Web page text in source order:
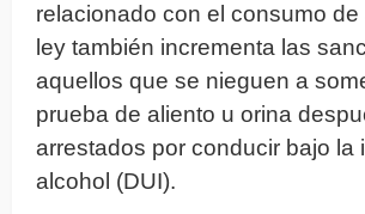
relacionado con el consumo de
ley también incrementa las
aquellos que se nieguen a
prueba de aliento u orina
arrestados por conducir bajo la
alcohol (DUI).